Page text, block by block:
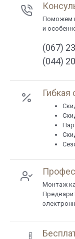
Поможем
и
(067)
(044)
Гибкая
Монтаж